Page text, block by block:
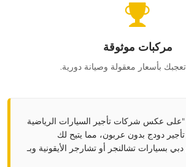
مركبات موثوقة
بأسعار معقولة وصيانة دورية.
"على عكس شركات تأجير السيارات الرياضية
تأجير دودج بدون عربون، مما يتيح لك
بسيارات تشالنجر أو تشارجر الأيقونية وبـ